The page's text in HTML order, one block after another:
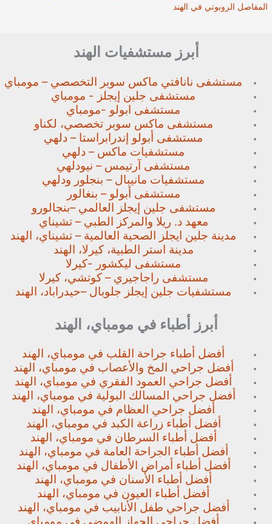
المفاصل الروبوتي في الهند
أبرز مستشفيات الهند
مستشفى نانافتي ماكس سوبر التخصصي – مومباي
مستشفى جلين إيجلز - مومباي
مستشفى ابولو -مومباي
مستشفى ماكس سوبر تخصصي، لكناو
مستشفى أبولو إندرابراستا – دلهي
مستشفيات ماكس – دلهي
مستشفى آرتيمس – نيودلهي
مستشفيات مانيبال – بنجلور ودلهي
مستشفى أبولو – بنغالور
مستشفى جلين إيجلز العالمي –بنجالورو
معهد د. ريلا والمركز الطبي – تشيناي
مدينة جلين ايجلز الصحية العالمية – تشيناي، الهند
مدينة استر الطبية، كيرلا، الهند
مستشفى ليكشور -كيرلا
مستشفى راجاجيري – كوتشي، كيرلا
مستشفيات جلين إيجلز جلوبال –حيدراباد، الهند
أبرز أطباء في مومباي، الهند
أفضل أطباء جراحة القلب في مومباي، الهند
أفضل جراحي المخ والأعصاب في مومباي، الهند
أفضل جراحي العمود الفقري في مومباي، الهند
أفضل جراحي المسالك البولية في مومباي، الهند
أفضل جراحي العظام في مومباي، الهند
أفضل أطباء زراعة الكبد في مومباي، الهند
أفضل أطباء السرطان في مومباي، الهند
أفضل أطباء الجراحة العامة في مومباي، الهند
أفضل أطباء أمراض الأطفال في مومباي، الهند
أفضل أطباء الأسنان في مومباي، الهند
أفضل أطباء العيون في مومباي، الهند
أفضل جراحي طفل الأنابيب في مومباي، الهند